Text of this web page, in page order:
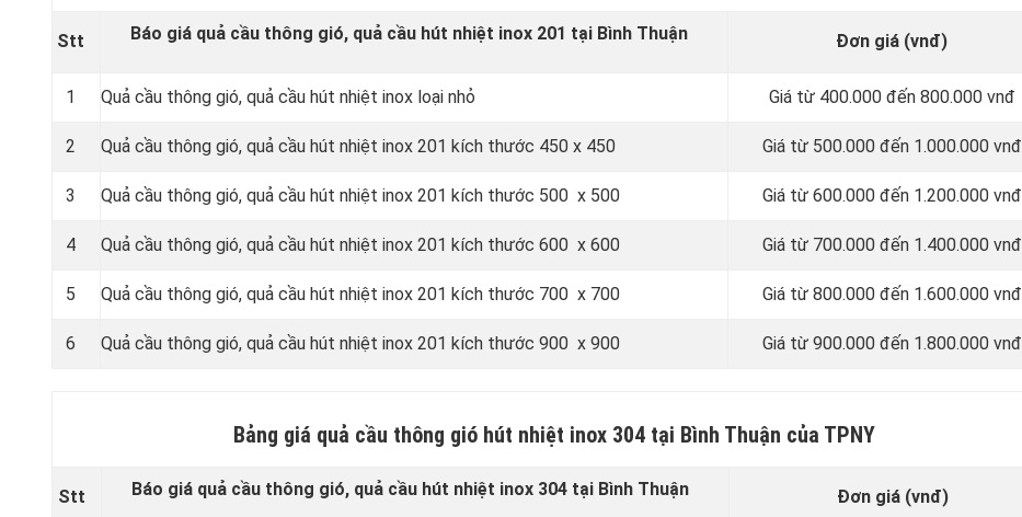
Stt Báo giá quả cầu thông gió, quả cầu hút nhiệt inox 201 tại Bình Thuận Đơn giá (vnđ)
1 Quả cầu thông gió, quả cầu hút nhiệt inox loại nhỏ Giá từ 400.000 đến 800.000 vnđ
2 Quả cầu thông gió, quả cầu hút nhiệt inox 201 kích thước 450 x 450 Giá từ 500.000 đến 1.000.000 vnđ
3 Quả cầu thông gió, quả cầu hút nhiệt inox 201 kích thước 500 x 500 Giá từ 600.000 đến 1.200.000 vnđ
4 Quả cầu thông gió, quả cầu hút nhiệt inox 201 kích thước 600 x 600 Giá từ 700.000 đến 1.400.000 vnđ
5 Quả cầu thông gió, quả cầu hút nhiệt inox 201 kích thước 700 x 700 Giá từ 800.000 đến 1.600.000 vnđ
6 Quả cầu thông gió, quả cầu hút nhiệt inox 201 kích thước 900 x 900 Giá từ 900.000 đến 1.800.000 vnđ
Bảng giá quả cầu thông gió hút nhiệt inox 304 tại Bình Thuận của TPNY
Stt Báo giá quả cầu thông gió, quả cầu hút nhiệt inox 304 tại Bình Thuận Đơn giá (vnđ)